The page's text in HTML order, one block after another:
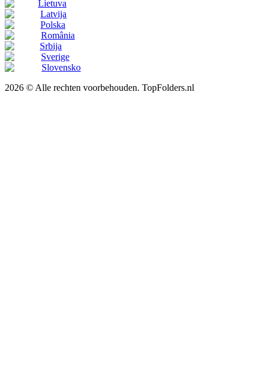
Lietuva
Latvija
Polska
România
Srbija
Sverige
Slovensko
2026 © Alle rechten voorbehouden. TopFolders.nl